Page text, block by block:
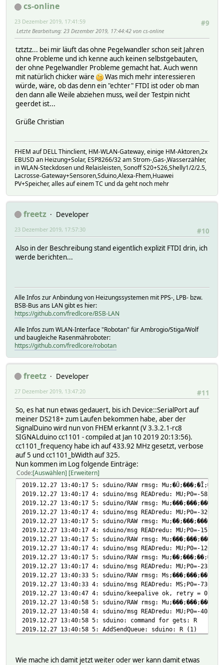
cs-online
#9
23 Dezember 2019, 17:41:59
Letzte Bearbeitung: 23 Dezember 2019, 17:44:42 von cs-online
tztztz... bei mir läuft das ohne Pegelwandler schon seit Jahren
ohne Probleme und ich kenne auch keinen selbstgebauten,
der ohne Pegelwandler Probleme gemacht hat. Auch wenn
mit natürlich chicker wäre
Was mich mehr interessieren
würde, wäre, ob das denn ein "echter" FTDI ist oder ob man
den dann alle Weile abziehen muss, weil der Testpin nicht
geerdet ist...
Grüße Christian
FHEM auf DELL Thinclient, HM-WLAN-Gateway, einige HM-Aktoren,2x
EBUSD an Heizung+Solar, ESP8266/32 am Strom-,Gas-,Wasserzähler,
in WLAN-Steckdosen und Relaisleisten, Sonoff S20+S26,Shelly1/2/2.5,
Lacrosse-Gateway+Sensoren,Sduino,Alexa-Fhem,Huawei
PV+Speicher, alles auf einem TC und da geht noch mehr
freetz
Developer
#10
23 Dezember 2019, 17:57:30
Also in der Beschreibung stand eigentlich explizit FTDI drin, ich
werde berichten...
Alle Infos zur Anbindung von Heizungssystemen mit PPS-, LPB- bzw.
BSB-Bus ans LAN gibt es hier:
https://github.com/fredlcore/BSB-LAN
Alle Infos zum WLAN-Interface "Robotan" für Ambrogio/Stiga/Wolf
und baugleiche Rasenmähroboter:
https://github.com/fredlcore/robotan
freetz
Developer
#11
27 Dezember 2019, 13:47:20
So, es hat nun etwas gedauert, bis ich Device::SerialPort auf
meiner DS218+ zum Laufen bekommen habe, aber der
SignalDuino wird nun von FHEM erkannt (V 3.3.2.1-rc8
SIGNALduino cc1101 - compiled at Jan 10 2019 20:13:56).
cc1101_frequency habe ich auf 433.92 MHz gesetzt, verbose
auf 5 und cc1101_bWidth auf 325.
Nun kommen im Log folgende Einträge:
Code Auswählen Erweitern
2019.12.27 13:40:17 5: sduino/RAW rmsg:
2019.12.27 13:40:17 4: sduino/msg READredu: MU;P0=-
2019.12.27 13:40:17 5: sduino/RAW rmsg:
2019.12.27 13:40:17 4: sduino/msg READredu: MU;P0=-
2019.12.27 13:40:17 5: sduino/RAW rmsg:
2019.12.27 13:40:17 4: sduino/msg READredu: MU;P0=-
2019.12.27 13:40:17 5: sduino/RAW rmsg:
2019.12.27 13:40:17 4: sduino/msg READredu: MU;P0=-
2019.12.27 13:40:17 5: sduino/RAW rmsg:
2019.12.27 13:40:17 4: sduino/msg READredu: MU;P0=-
2019.12.27 13:40:33 4: sduino/msg READredu: MS;P0=-
2019.12.27 13:40:47 4: sduino/keepalive ok, retry = 0
2019.12.27 13:40:58 5: sduino/RAW rmsg:
2019.12.27 13:40:58 4: sduino/msg READredu: MU;P0=-
2019.12.27 13:40:58 5: sduino: command for gets: R
2019.12.27 13:40:58 5: AddSendQueue: sduino: R (1)
2019.12.27 13:40:59 4: sduino/msg READ: Received answer
Wie mache ich damit jetzt weiter oder wer kann damit etwas